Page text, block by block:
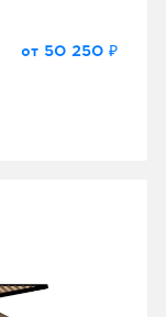
от 50 250 ₽